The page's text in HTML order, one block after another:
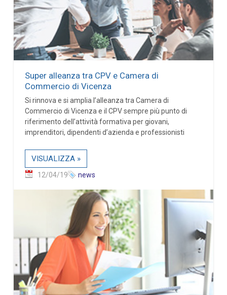
Super alleanza tra CPV e Camera di
Commercio di Vicenza
Si rinnova e si amplia l’alleanza tra Camera di
Commercio di Vicenza e il CPV sempre più punto di
riferimento dell’attività formativa per giovani,
imprenditori, dipendenti d’azienda e professionisti
VISUALIZZA »
12/04/19 news